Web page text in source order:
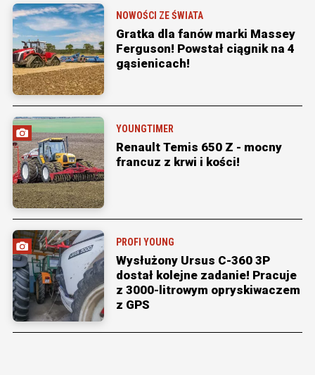
NOWOŚCI ZE ŚWIATA
Gratka dla fanów marki Massey
Ferguson! Powstał ciągnik na 4
gąsienicach!
YOUNGTIMER
Renault Temis 650 Z - mocny
francuz z krwi i kości!
PROFI YOUNG
Wysłużony Ursus C-360 3P
dostał kolejne zadanie! Pracuje
z 3000-litrowym opryskiwaczem
z GPS